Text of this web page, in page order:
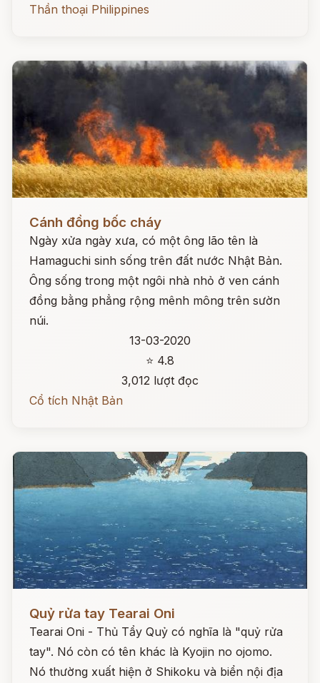
Thần thoại Philippines
Cánh đồng bốc cháy
Ngày xửa ngày xưa, có một ông lão tên là
Hamaguchi sinh sống trên đất nước Nhật Bản.
Ông sống trong một ngôi nhà nhỏ ở ven cánh
đồng bằng phẳng rộng mênh mông trên sườn
núi.
13-03-2020
⭐ 4.8
3,012 lượt đọc
Cổ tích Nhật Bản
Quỷ rửa tay Tearai Oni
Tearai Oni - Thủ Tẩy Quỷ có nghĩa là "quỷ rửa
tay". Nó còn có tên khác là Kyojin no ojomo.
Nó thường xuất hiện ở Shikoku và biển nội địa